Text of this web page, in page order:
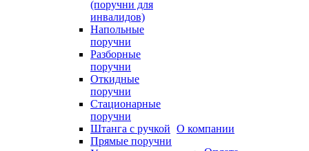
(поручни для
инвалидов)
Напольные
поручни
Разборные
поручни
Откидные
поручни
Стационарные
поручни
Штанга с ручкой
Прямые поручни
О компании